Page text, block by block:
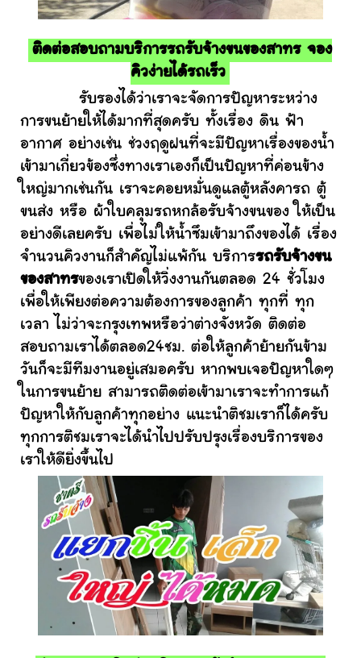
ติดต่อสอบถามบริการรถรับจ้างขนของสาทร จอง
คิวง่ายได้รถเร็ว
รับรองได้ว่าเราจะจัดการปัญหาระหว่าง
การขนย้ายให้ได้มากที่สุดครับ ทั้งเรื่อง ดิน ฟ้า
อากาศ อย่างเช่น ช่วงฤดูฝนที่จะมีปัญหาเรื่องของน้ำ
เข้ามาเกี่ยวข้องซึ่งทางเราเองก็เป็นปัญหาที่ค่อนข้าง
ใหญ่มากเช่นกัน เราจะคอยหมั่นดูแลตู้หลังคารถ ตู้
ขนส่ง หรือ ผ้าใบคลุมรถหกล้อรับจ้างขนของ ให้เป็น
อย่างดีเลยครับ เพื่อไม่ให้น้ำซึมเข้ามาถึงของได้ เรื่อง
จำนวนคิวงานก็สำคัญไม่แพ้กัน บริการรถรับจ้างขน
ของสาทรของเราเปิดให้วิ่งงานกันตลอด 24 ชั่วโมง
เพื่อให้เพียงต่อความต้องการของลูกค้า ทุกที่ ทุก
เวลา ไม่ว่าจะกรุงเทพหรือว่าต่างจังหวัด ติดต่อ
สอบถามเราได้ตลอด24ชม. ต่อให้ลูกค้าย้ายกันข้าม
วันก็จะมีทีมงานอยู่เสมอครับ หากพบเจอปัญหาใดๆ
ในการขนย้าย สามารถติดต่อเข้ามาเราจะทำการแก้
ปัญหาให้กับลูกค้าทุกอย่าง แนะนำติชมเราก็ได้ครับ
ทุกการติชมเราจะได้นำไปปรับปรุงเรื่องบริการของ
เราให้ดียิ่งขึ้นไป